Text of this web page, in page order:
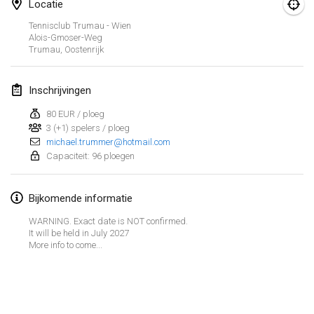
Locatie
Tennisclub Trumau - Wien
Alois-Gmoser-Weg
Trumau Oostenrijk
Inschrijvingen
80 EUR / ploeg
3 (+1) spelers / ploeg
michael.trummer@hotmail.com
Capaciteit: 96 ploegen
Bijkomende informatie
WARNING. Exact date is NOT confirmed.
It will be held in July 2027
More info to come...
Norddeutsche Mölkky Meisterschaft (open)
29 aug. 2026|
Fours Polish Championship 2026
Open de midi Pyrénées
30 aug. 2026|Frankrijk
september 2026
Mistrovství ČR trojic
5 sep. 2026|Tsjechië